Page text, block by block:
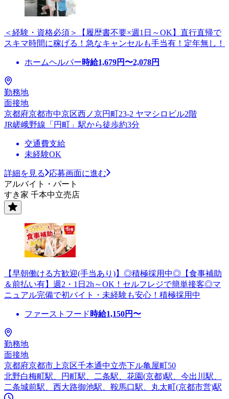
＜経験・資格必須＞【履歴書不要×週1日～OK】直行直帰で
スキマ時間に稼げる！急なキャンセルも手当有！定年無し！
ホームヘルパー時給1,679円〜2,078円
勤務地
面接地
京都府京都市中京区西ノ京円町23-2 ヤマシロビル2階
JR嵯峨野線「円町」駅から徒歩約3分
交通費支給
未経験OK
詳細を見る
応募画面に進む
アルバイト・パート
すき家 千本中立売店
【早朝働ける方歓迎(手当あり)】◎積極採用中◎【食事補助
＆前払い有】週2・1日2h～OK！セルフレジで簡単接客◎マ
ニュアル完備で初バイト・未経験も安心！積極採用中
ファーストフード 時給1,150円〜
勤務地
面接地
京都府京都市上京区千本通中立売下ル亀屋町50
北野白梅町駅、円町駅、二条駅、花園(京都)駅、今出川駅、
二条城前駅、西大路御池駅、鞍馬口駅、丸太町(京都市営)駅